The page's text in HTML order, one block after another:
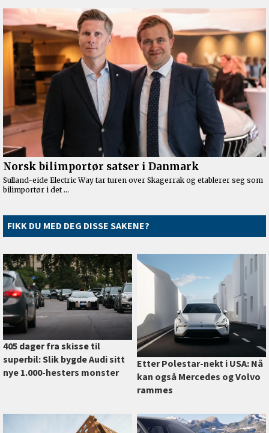
FIKK DU MED DEG DISSE SAKENE?
405 dager fra skisse til
superbil: Slik bygde Audi sitt
nye 1.000-hesters monster
Etter Polestar-nekt i USA: Nå
kan også Mercedes og Volvo
rammes